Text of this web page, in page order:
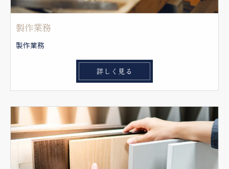
製作業務
製作業務
詳しく見る